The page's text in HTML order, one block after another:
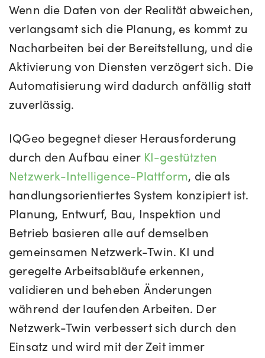
Wenn die Daten von der Realität abweichen,
verlangsamt sich die Planung, es kommt zu
Nacharbeiten bei der Bereitstellung, und die
Aktivierung von Diensten verzögert sich. Die
Automatisierung wird dadurch anfällig statt
zuverlässig.
IQGeo begegnet dieser Herausforderung
durch den Aufbau einer KI-gestützten
Netzwerk-Intelligence-Plattform, die als
handlungsorientiertes System konzipiert ist.
Planung, Entwurf, Bau, Inspektion und
Betrieb basieren alle auf demselben
gemeinsamen Netzwerk-Twin. KI und
geregelte Arbeitsabläufe erkennen,
validieren und beheben Änderungen
während der laufenden Arbeiten. Der
Netzwerk-Twin verbessert sich durch den
Einsatz und wird mit der Zeit immer